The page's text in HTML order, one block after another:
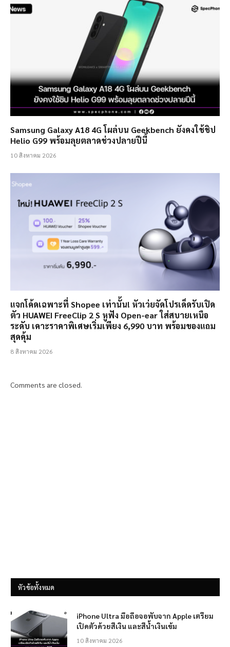
Samsung Galaxy A18 4G โผล่บน Geekbench ยังคงใช้ชิป
Helio G99 พร้อมลุยตลาดช่วงปลายปีนี้
10 สิงหาคม 2026
แจกโค้ดเฉพาะที่ Shopee เท่านั้น! หัวเว่ยจัดโปรเด็ดรับเปิด
ตัว HUAWEI FreeClip 2 S หูฟัง Open-ear ใส่สบายเหนือ
ระดับ เคาะราคาพิเศษเริ่มเพียง 6,990 บาท พร้อมของแถม
สุดคุ้ม
8 สิงหาคม 2026
Comments are closed.
หัวข้อทั้งหมด
iPhone Ultra มือถือจอพับจาก Apple เตรียม
เปิดตัวด้วยสีเงิน และสีน้ำเงินเข้ม
10 สิงหาคม 2026